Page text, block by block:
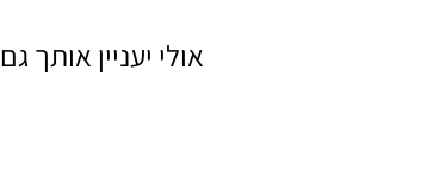
אולי יעניין אותך גם